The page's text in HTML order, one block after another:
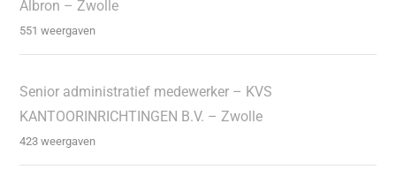
Albron – Zwolle
551 weergaven
Senior administratief medewerker – KVS
KANTOORINRICHTINGEN B.V. – Zwolle
423 weergaven